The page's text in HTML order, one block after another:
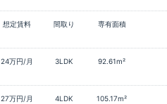
想定賃料 間取り
専有面積
24万円/月 3LDK
92.61m²
27万円/月 4LDK
105.17m²